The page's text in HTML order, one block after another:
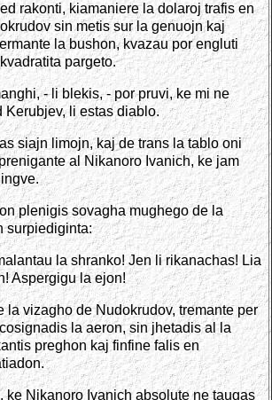
rakonti, kiamaniere la dolaroj trafis en
sin metis sur la genuojn kaj
la bushon, kvazau por engluti
pargeto.
- li blekis, - por pruvi, ke mi ne
Kerubjev, li estas diablo.
siajn limojn, kaj de trans la tablo oni
al Nikanoro Ivanich, ke jam
plenigis sovagha mughego de la
surpiediginta:
la shranko! Jen li rikanachas! Lia
Aspergigu la ejon!
la vizagho de Nudokrudov, tremante per
la aeron, sin jhetadis al la
preghon kaj finfine falis en
ke Nikanoro Ivanich absolute ne taugas